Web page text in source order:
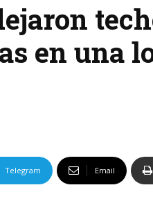
en una
Telegram Email